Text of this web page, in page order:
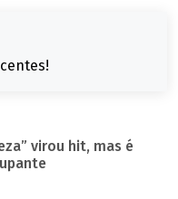
virou hit, mas é